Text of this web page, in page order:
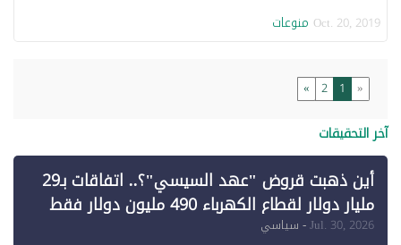
Oct. 20, 2019 منوعات
«
1
2
»
آخر التحقيقات
أين ذهبت قروض "عهد السيسي"؟.. اتفاقات بـ29
مليار دولار لقطاع الكهرباء 490 مليون دولار فقط
لـ"الطاقة المتجددة" (1)
Jul. 30, 2026- سياسي